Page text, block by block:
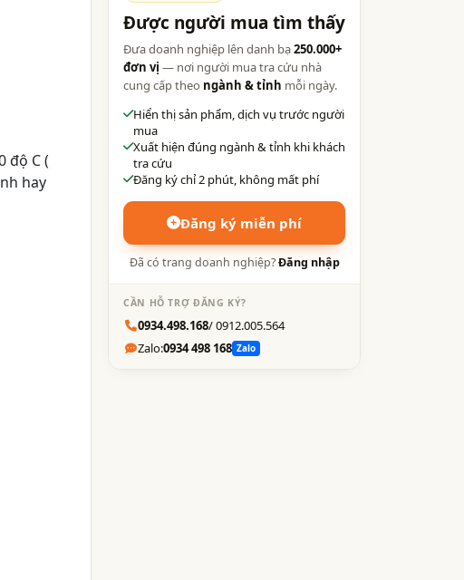
độ C (
hay
Được người mua tìm thấy
Đưa doanh nghiệp lên danh bạ250.000+
đơn vị — nơi người mua tra cứu nhà
cung cấp theo ngành & tỉnh mỗi ngày.
Hiển thị sản phẩm, dịch vụ trước người
mua
Xuất hiện đúng ngành & tỉnh khi khách
tra cứu
Đăng ký chỉ 2 phút, không mất phí
Đăng ký miễn phí
Đã có trang doanh nghiệp?Đăng nhập
CẦN HỖ TRỢ ĐĂNG KÝ?
0934.498.168/ 0912.005.564
Zalo:0934 498 168 Zalo